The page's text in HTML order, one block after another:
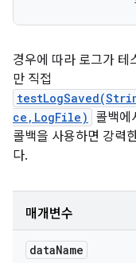
경우에 따라 로그가 테
만 직접
ce,LogFile)
콜백에
콜백을 사용하면 강력
다.
매개변수
dataName